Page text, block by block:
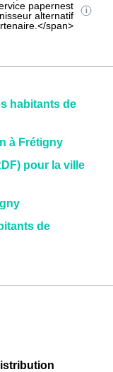
papernest
alternatif
span>
habitants de
à Frétigny
pour la ville
de